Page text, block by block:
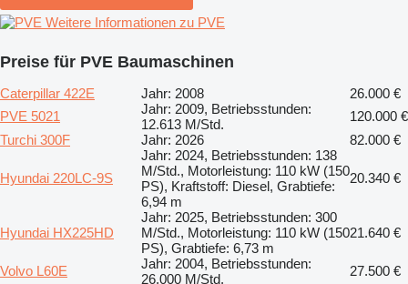
Weitere Informationen zu PVE
Preise für PVE Baumaschinen
Caterpillar 422E Jahr: 2008
26.000 €
PVE 5021
Jahr: 2009, Betriebsstunden:
12.613 M/Std.
120.000 €
Turchi 300F
Jahr: 2026 82.000 €
Hyundai 220LC-9S
Jahr: 2024, Betriebsstunden: 138
M/Std., Motorleistung: 110 kW (150
PS), Kraftstoff: Diesel, Grabtiefe:
6,94 m
20.340 €
Hyundai HX225HD
Jahr: 2025, Betriebsstunden: 300
M/Std., Motorleistung: 110 kW (150
PS), Grabtiefe: 6,73 m
21.640 €
Volvo L60E
Jahr: 2004, Betriebsstunden:
26.000 M/Std.
27.500 €